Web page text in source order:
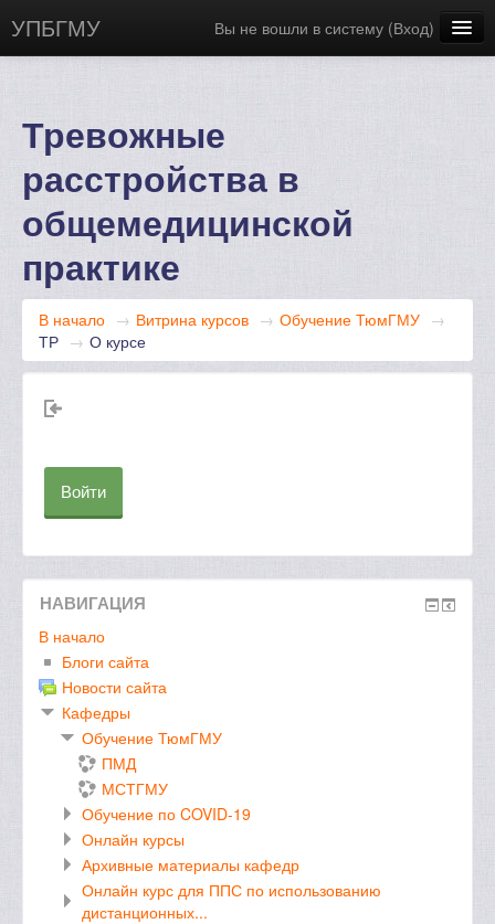
УПБГМУ Вы не вошли в систему (Вход)
Русский ‎(ru)‎
Тревожные
расстройства в
общемедицинской
практике
В начало → Витрина курсов → Обучение ТюмГМУ →
ТР → О курсе
Войти
НАВИГАЦИЯ
В начало
Блоги сайта
Новости сайта
Кафедры
Обучение ТюмГМУ
ПМД
МСТГМУ
Обучение по COVID-19
Онлайн курсы
Архивные материалы кафедр
Онлайн курс для ППС по использованию
дистанционных...